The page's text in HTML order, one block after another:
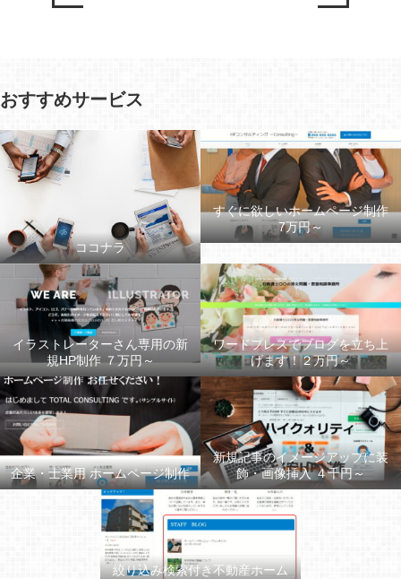
おすすめサービス
ココナラ
すぐに欲しいホームページ制作
7万円～
イラストレーターさん専用の新
規HP制作 ７万円～
ワードプレスでブログを立ち上
げます！２万円～
企業・士業用 ホームページ制作
新規記事のイメージアップに装
飾・画像挿入 ４千円～
絞り込み検索付き不動産ホーム